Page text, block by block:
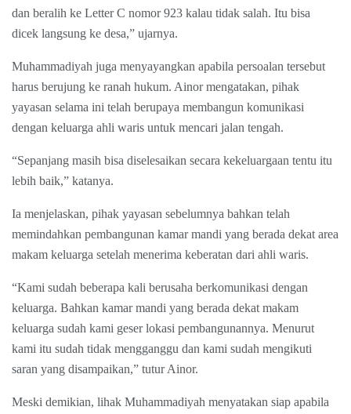
dan beralih ke Letter C nomor 923 kalau tidak salah. Itu bisa
dicek langsung ke desa,” ujarnya.
Muhammadiyah juga menyayangkan apabila persoalan tersebut
harus berujung ke ranah hukum. Ainor mengatakan, pihak
yayasan selama ini telah berupaya membangun komunikasi
dengan keluarga ahli waris untuk mencari jalan tengah.
“Sepanjang masih bisa diselesaikan secara kekeluargaan tentu itu
lebih baik,” katanya.
Ia menjelaskan, pihak yayasan sebelumnya bahkan telah
memindahkan pembangunan kamar mandi yang berada dekat area
makam keluarga setelah menerima keberatan dari ahli waris.
“Kami sudah beberapa kali berusaha berkomunikasi dengan
keluarga. Bahkan kamar mandi yang berada dekat makam
keluarga sudah kami geser lokasi pembangunannya. Menurut
kami itu sudah tidak mengganggu dan kami sudah mengikuti
saran yang disampaikan,” tutur Ainor.
Meski demikian, lihak Muhammadiyah menyatakan siap apabila